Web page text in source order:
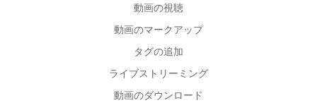
動画の視聴
動画のマークアップ
タグの追加
ライブストリーミング
動画のダウンロード